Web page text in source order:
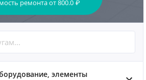
ремонтаот800.0 ₽
элементы